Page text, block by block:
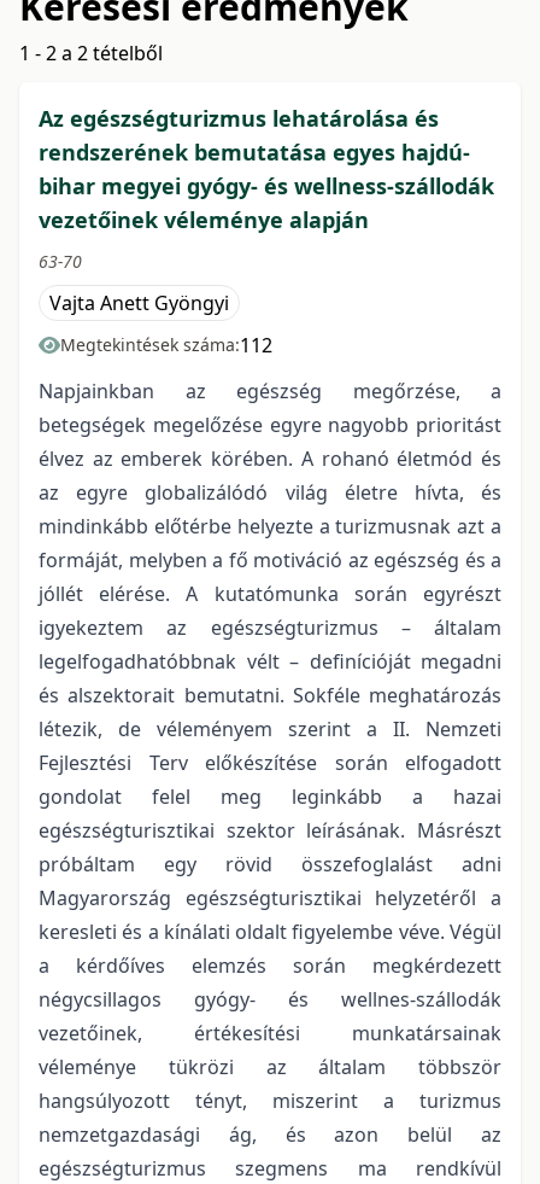
1 - 2 a 2 tételből
Az egészségturizmus lehatárolása és
rendszerének bemutatása egyes hajdú-
bihar megyei gyógy- és wellness-szállodák
vezetőinek véleménye alapján
63-70
Vajta Anett Gyöngyi
Megtekintések száma:112
Napjainkban az egészség megőrzése, a
betegségek megelőzése egyre nagyobb prioritást
élvez az emberek körében. A rohanó életmód és
az egyre globalizálódó világ életre hívta, és
mindinkább előtérbe helyezte a turizmusnak azt a
formáját, melyben a fő motiváció az egészség és a
jóllét elérése. A kutatómunka során egyrészt
igyekeztem az egészségturizmus – általam
legelfogadhatóbbnak vélt – definícióját megadni
és alszektorait bemutatni. Sokféle meghatározás
létezik, de véleményem szerint a II. Nemzeti
Fejlesztési Terv előkészítése során elfogadott
gondolat felel meg leginkább a hazai
egészségturisztikai szektor leírásának. Másrészt
próbáltam egy rövid összefoglalást adni
Magyarország egészségturisztikai helyzetéről a
keresleti és a kínálati oldalt figyelembe véve. Végül
a kérdőíves elemzés során megkérdezett
négycsillagos gyógy- és wellnes-szállodák
vezetőinek, értékesítési munkatársainak
véleménye tükrözi az általam többször
hangsúlyozott tényt, miszerint a turizmus
nemzetgazdasági ág, és azon belül az
egészségturizmus szegmens ma rendkívül